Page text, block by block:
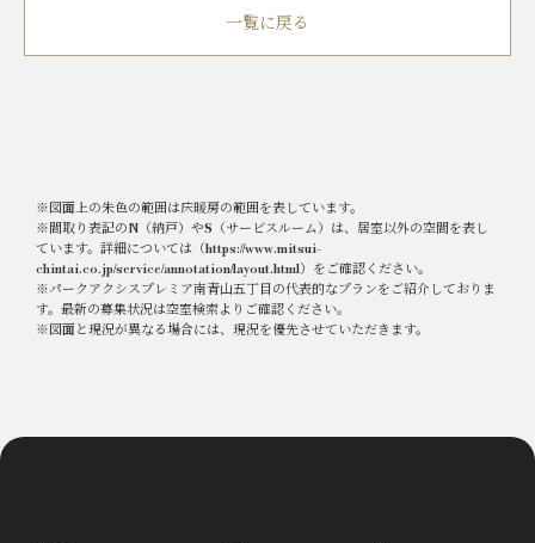
一覧に戻る
※図面上の朱色の範囲は床暖房の範囲を表しています。
※間取り表記のN（納戸）やS（サービスルーム）は、居室以外の空間を表し
ています。詳細については（https://www.mitsui-
chintai.co.jp/service/annotation/layout.html）をご確認ください。
※パークアクシスプレミア南青山五丁目の代表的なプランをご紹介しておりま
す。最新の募集状況は空室検索よりご確認ください。
※図面と現況が異なる場合には、現況を優先させていただきます。